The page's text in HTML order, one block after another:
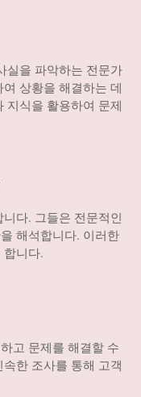
실을 파악하는 전문가
상황을 해결하는 데
지식을 활용하여 문제
다. 그들은 전문적인
해석합니다. 이러한
합니다.
고 문제를 해결할 수
한 조사를 통해 고객